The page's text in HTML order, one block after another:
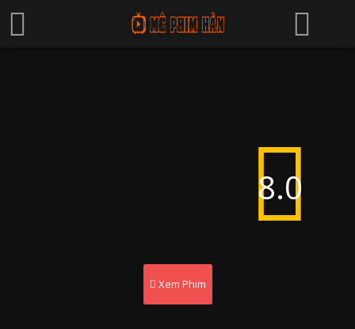
Xem Phim
8.0